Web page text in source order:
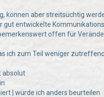
können aber streitsüchtig
gut entwickelte
offen für
ich zum Teil weniger
absolut
| würde ich anders beurteilen